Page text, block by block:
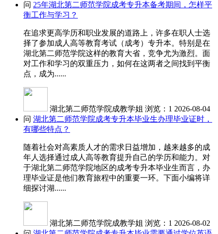
问 25年湖北第二师范学院成考专升本备考期间，怎样平
衡工作与学习？
在追求更高学历和职业发展的道路上，许多在职人士选
择了参加成人高等教育考试（成考）专升本。特别是在
湖北第二师范学院这样的教育大省，竞争尤为激烈。面
对工作和学习的双重压力，如何在这两者之间找到平衡
点，成为......
湖北第二师范学院成教学姐 浏览：1 2026-08-04
问 湖北第二师范学院成考专升本毕业生办理毕业证时，
有哪些特点？
随着社会对高素质人才的需求日益增加，越来越多的成
年人选择通过成人高等教育提升自己的学历和能力。对
于湖北第二师范学院地区的成考专升本毕业生而言，办
理毕业证是他们教育旅程中的重要一环。下面小编将详
细探讨湖......
湖北第二师范学院成教学姐 浏览：1 2026-08-02